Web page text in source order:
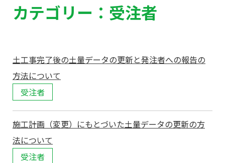
カテゴリー：受注者
土工事完了後の土量データの更新と発注者への報告の
方法について
受注者
施工計画（変更）にもとづいた土量データの更新の方
法について
受注者